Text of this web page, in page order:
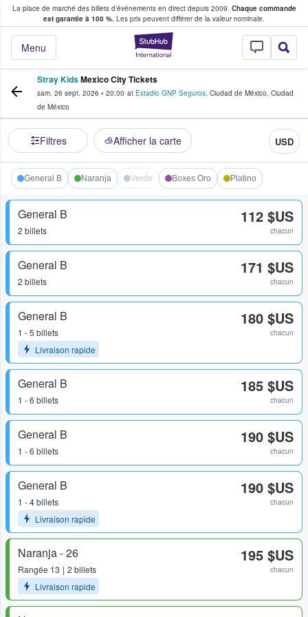
La place de marché des billets d’événements en direct depuis 2009. Chaque commande
est garantie à 100 %. Les prix peuvent différer de la valeur nominale.
StubHub - Où
Menu
fans achètent et vendent des billets
Stray KidsMexico City Tickets
sam. 26 sept. 2026 • 20:00 at Estadio GNP Seguros, Ciudad de México, Ciudad
de México
Filtres Afficher la carte USD
General B Naranja Verde Boxes Oro Platino
General B
2 billets
112 $US
chacun
General B
2 billets
171 $US
chacun
General B
1 - 5 billets
Livraison rapide
180 $US
chacun
General B
1 - 6 billets
185 $US
chacun
General B
1 - 6 billets
190 $US
chacun
General B
1 - 4 billets
Livraison rapide
190 $US
chacun
Naranja - 26
Rangée 13
2 billets
Livraison rapide
195 $US
chacun